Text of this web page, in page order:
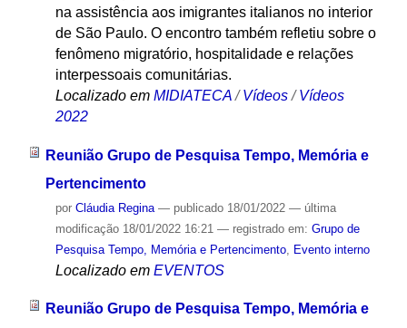
na assistência aos imigrantes italianos no interior
de São Paulo. O encontro também refletiu sobre o
fenômeno migratório, hospitalidade e relações
interpessoais comunitárias.
Localizado em MIDIATECA /Vídeos /Vídeos
2022
Reunião Grupo de Pesquisa Tempo, Memória e
Pertencimento
por Cláudia Regina — publicado18/01/2022 — última
modificação18/01/2022 16:21 — registrado em: Grupo de
Pesquisa Tempo, Memória e Pertencimento, Evento interno
Localizado em EVENTOS
Reunião Grupo de Pesquisa Tempo, Memória e